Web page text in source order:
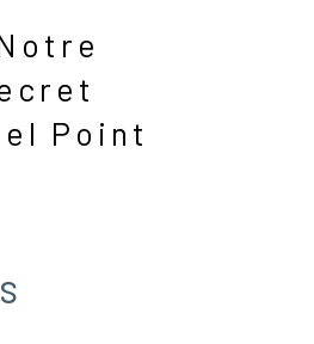
Point